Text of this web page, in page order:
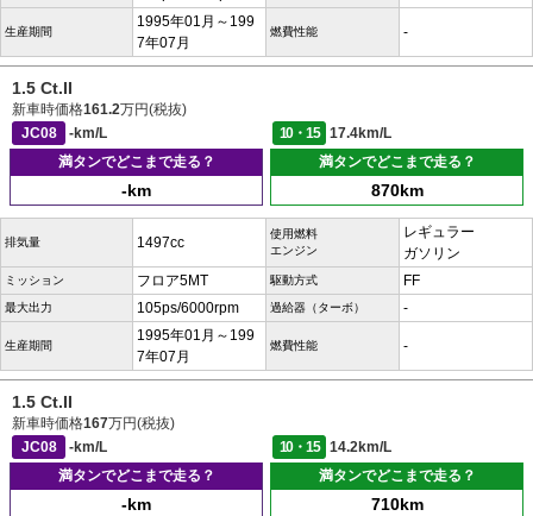
生産期間
1995年01月～199
7年07月
燃費性能 -
1.5 Ct.II
新車時価格161.2万円(税抜)
JC08
-km/L 10・15
17.4km/L
満タンでどこまで走る？
-km
満タンでどこまで走る？
870km
排気量 1497cc
使用燃料
エンジン
レギュラー
ガソリン
ミッション フロア5MT 駆動方式 FF
最大出力 105ps/6000rpm 過給器（ターボ） -
生産期間
1995年01月～199
7年07月
燃費性能 -
1.5 Ct.II
新車時価格167万円(税抜)
JC08
-km/L 10・15
14.2km/L
満タンでどこまで走る？
-km
満タンでどこまで走る？
710km